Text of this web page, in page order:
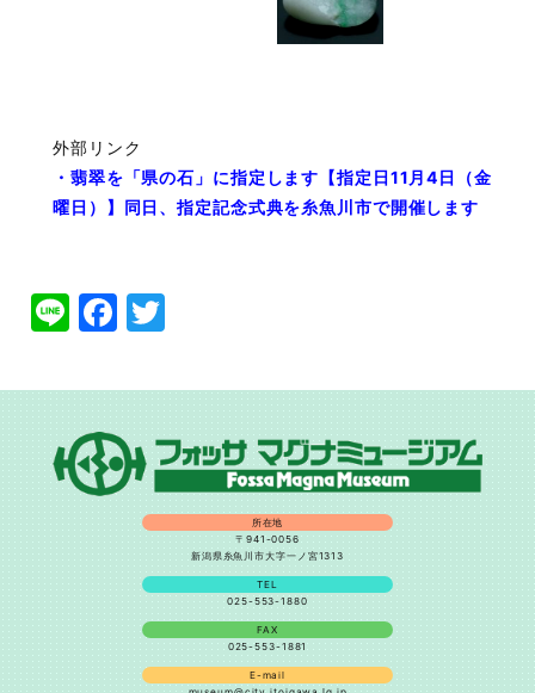
外部リンク
・翡翠を「県の石」に指定します【指定日11月4日（金
曜日）】同日、指定記念式典を糸魚川市で開催します
LineFacebook
所在地
〒941-0056
新潟県糸魚川市大字一ノ宮1313
TEL
025-553-1880
FAX
025-553-1881
E-mail